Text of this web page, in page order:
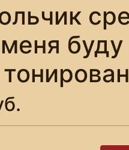
буду